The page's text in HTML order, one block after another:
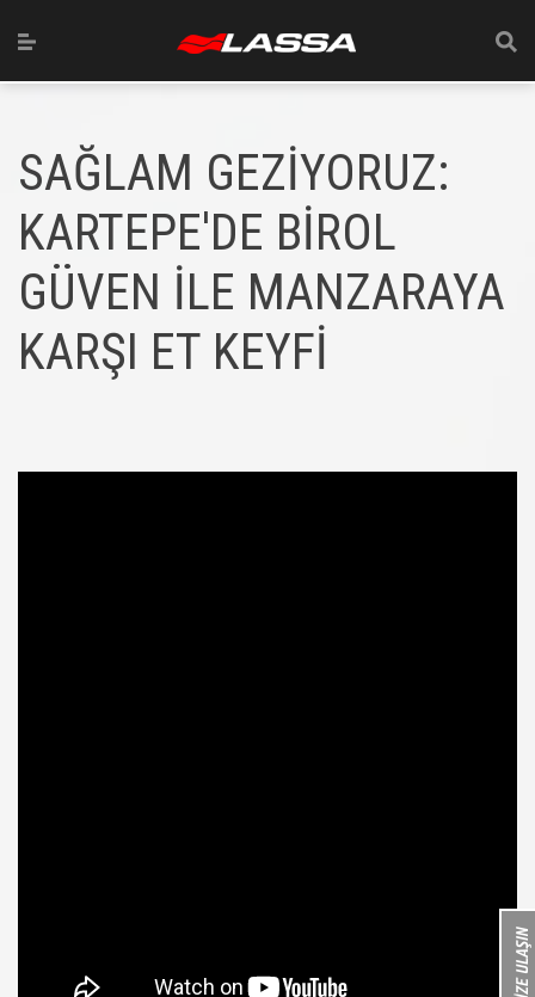
SAĞLAM GEZİYORUZ:
KARTEPE'DE BİROL
GÜVEN İLE MANZARAYA
KARŞI ET KEYFİ